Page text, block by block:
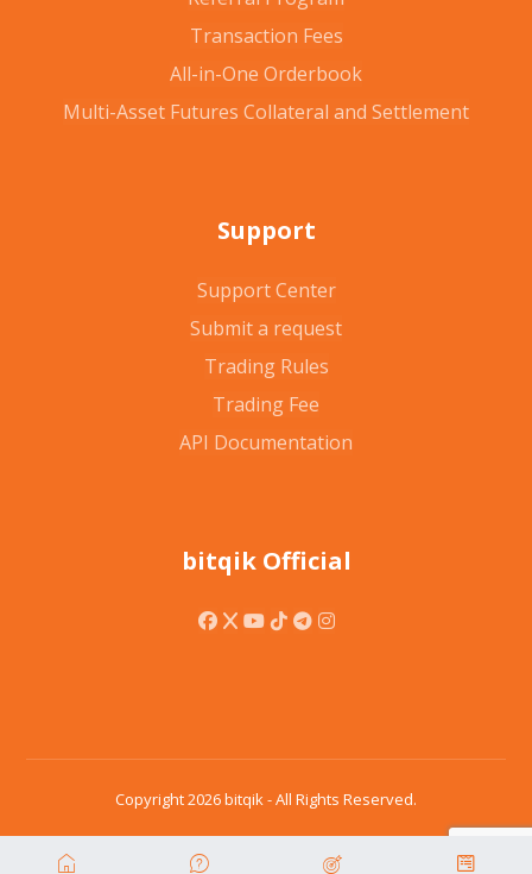
Transaction Fees
All-in-One Orderbook
Multi-Asset Futures Collateral and Settlement
Support
Support Center
Submit a request
Trading Rules
Trading Fee
API Documentation
bitqik Official
Copyright 2026 bitqik - All Rights Reserved.